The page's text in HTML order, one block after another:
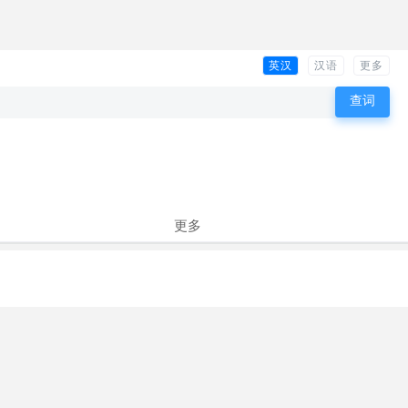
英汉 汉语 更多
更多